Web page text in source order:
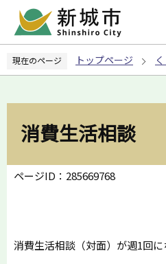
ペ
の
現在のページ トップページ
消費生活相談
ページID：285669768
消費生活相談（対面）が週1回に